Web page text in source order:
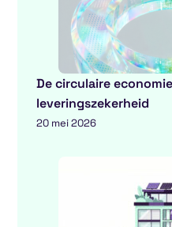
De circulaire
leveringszekerheid
20 mei 2026